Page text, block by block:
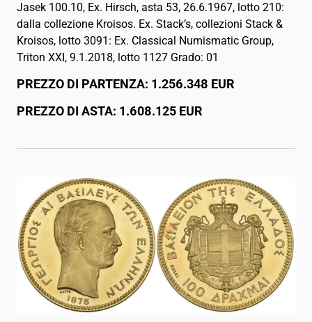
Jasek 100.10, Ex. Hirsch, asta 53, 26.6.1967, lotto 210:
dalla collezione Kroisos. Ex. Stack’s, collezioni Stack &
Kroisos, lotto 3091: Ex. Classical Numismatic Group,
Triton XXI, 9.1.2018, lotto 1127 Grado: 01
PREZZO DI PARTENZA: 1.256.348 EUR
PREZZO DI ASTA: 1.608.125 EUR